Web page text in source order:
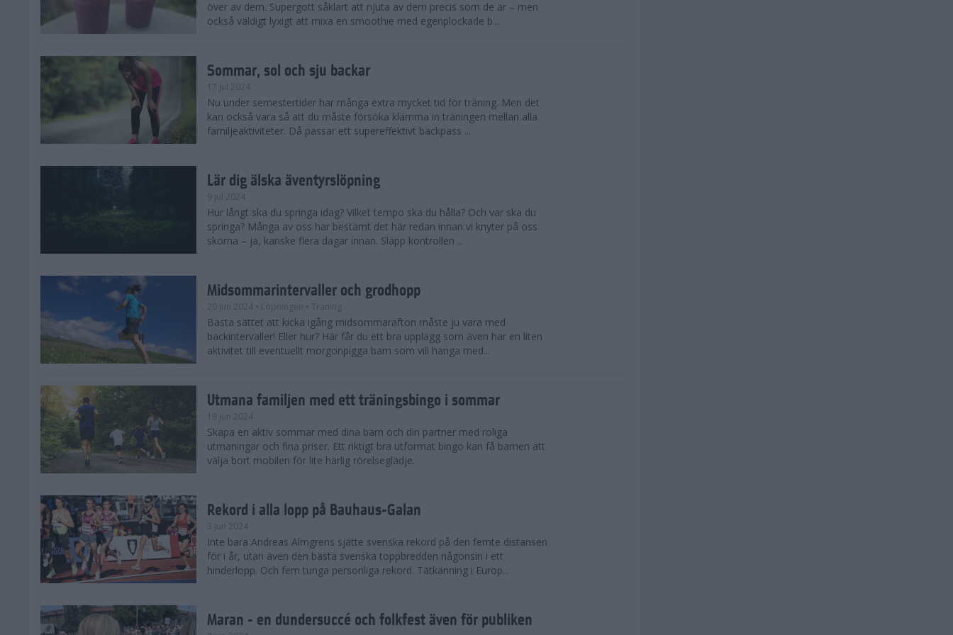
över av dem. Supergott såklart att njuta av dem precis som de är – men
också väldigt lyxigt att mixa en smoothie med egenplockade b...
Sommar, sol och sju backar
17 jul 2024
Nu under semestertider har många extra mycket tid för träning. Men det
kan också vara så att du måste försöka klämma in träningen mellan alla
familjeaktiviteter. Då passar ett supereffektivt backpass ...
Lär dig älska äventyrslöpning
9 jul 2024
Hur långt ska du springa idag? Vilket tempo ska du hålla? Och var ska du
springa? Många av oss har bestämt det här redan innan vi knyter på oss
skorna – ja, kanske flera dagar innan. Släpp kontrollen ...
Midsommarintervaller och grodhopp
20 jun 2024 • Löpningen • Träning
Bästa sättet att kicka igång midsommarafton måste ju vara med
backintervaller! Eller hur? Här får du ett bra upplägg som även har en liten
aktivitet till eventuellt morgonpigga barn som vill hänga med...
Utmana familjen med ett träningsbingo i sommar
19 jun 2024
Skapa en aktiv sommar med dina barn och din partner med roliga
utmaningar och fina priser. Ett riktigt bra utformat bingo kan få barnen att
välja bort mobilen för lite härlig rörelseglädje.
Rekord i alla lopp på Bauhaus-Galan
3 jun 2024
Inte bara Andreas Almgrens sjätte svenska rekord på den femte distansen
för i år, utan även den bästa svenska toppbredden någonsin i ett
hinderlopp. Och fem tunga personliga rekord. Tätkänning i Europ...
Maran - en dundersuccé och folkfest även för publiken